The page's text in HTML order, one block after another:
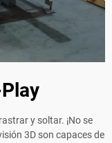
y soltar. ¡No se
3D son capaces de